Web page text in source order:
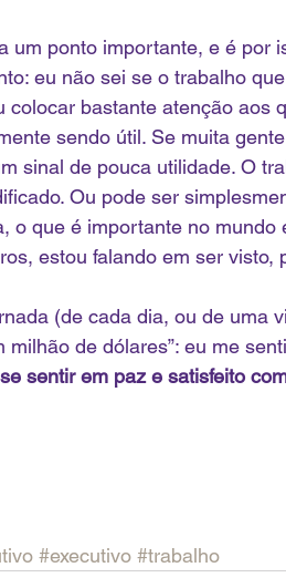
um ponto importante, e é por
eu não sei se o trabalho
colocar bastante atenção aos
sendo útil. Se muita
sinal de pouca utilidade. O
Ou pode ser
o que é importante no
estou falando em ser visto,
(de cada dia, ou de uma
milhão de dólares”: eu me
sentir em paz e satisfeito
#executivo #trabalho